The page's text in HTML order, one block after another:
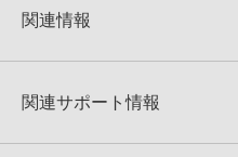
★5
★4
★1
KONTAKTフォーマットは、
でお使いいただけます。無償版
4GBを超えるデータに関するご
関連情報
50%OFF！サマーセール！
関連サポート情報